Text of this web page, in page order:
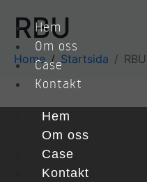
Hem
Om oss
Case
Kontakt
Hem
Om oss
Case
Kontakt
RBU
Home Startsida RBU